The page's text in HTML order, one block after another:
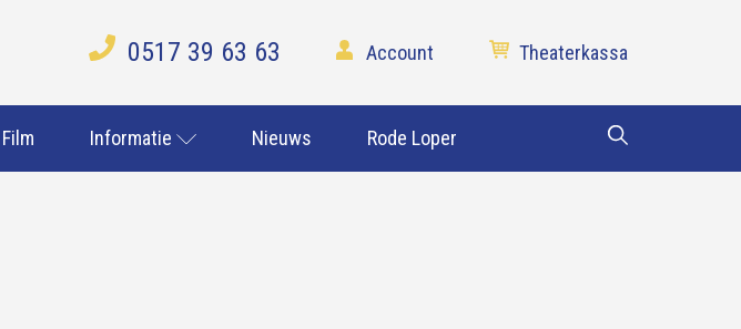
Theaterkassa
Account
0517 39 63 63
Film Informatie Nieuws Rode Loper